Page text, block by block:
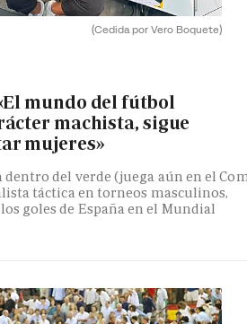
(Cedida por Vero Boquete)
mundo del fútbol
machista, sigue
mujeres»
dentro del verde (juega aún en el
táctica en torneos masculinos,
goles de España en el Mundial